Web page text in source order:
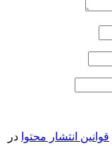
قوانین انتشار محتوا در